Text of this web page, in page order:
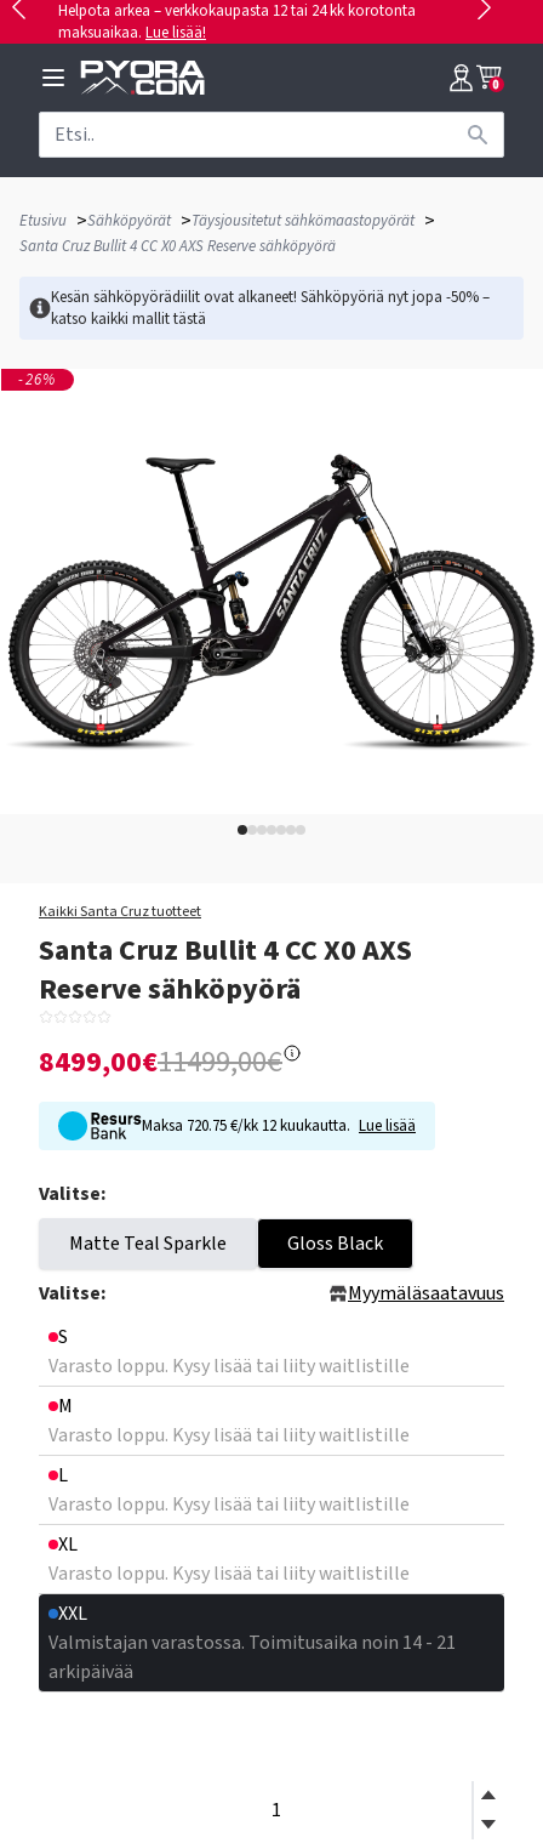
Helpota arkea – verkkokaupasta 12 tai 24 kk korotonta
maksuaikaa. Lue lisää!
0
Etusivu >Sähköpyörät >Täysjousitetut sähkömaastopyörät >
Santa Cruz Bullit 4 CC X0 AXS Reserve sähköpyörä
Kesän sähköpyörädiilit ovat alkaneet! Sähköpyöriä nyt jopa -50% –
katso kaikki mallittästä
-26%
Kaikki Santa Cruz tuotteet
Santa Cruz Bullit 4 CC X0 AXS
Reserve sähköpyörä
8499,00€11499,00€
Maksa 720.75 €/kk 12 kuukautta. Lue lisää
Valitse:
Matte Teal Sparkle
Gloss Black
Valitse:
Myymäläsaatavuus
S
Varasto loppu. Kysy lisää tai liity waitlistille
M
Varasto loppu. Kysy lisää tai liity waitlistille
L
Varasto loppu. Kysy lisää tai liity waitlistille
XL
Varasto loppu. Kysy lisää tai liity waitlistille
XXL
Valmistajan varastossa. Toimitusaika noin 14 - 21
arkipäivää